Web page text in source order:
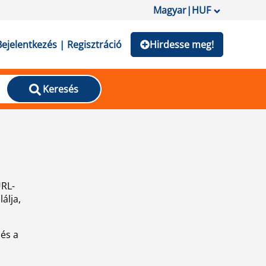
Magyar|HUF
| Regisztráció Hirdesse meg!
Keresés
a